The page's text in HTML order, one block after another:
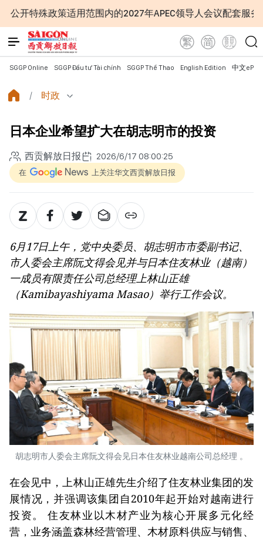
政策适用范围内的2027年APEC领导人会议配套服务项目工
SGGP Online SGGP Đầu tư Tài chính SGGP Thể Thao English Edition 中文
时政
日本企业希望扩大在胡志明市的投资
西贡解放日报 2026/6/17 08:00:25
在 上关注华文西贡解放日报
6月17日上午，党中央委员、胡志明市市委副书记、
市人委会主席阮文得会见并与日本住友林业（越南）
一成员有限责任公司总经理上林山正雄
（Kamibayashiyama Masao）举行工作会议。
胡志明市人委会主席阮文得会见日本住友林业越南公司总经理 。
在会见中，上林山正雄先生介绍了住友林业集团的发
展情况，并强调该集团自2010年起开始对越南进行
投资。 住友林业以木材产业为核心开展多元化经
营，业务涵盖森林经营管理、木材原料供应与销售、